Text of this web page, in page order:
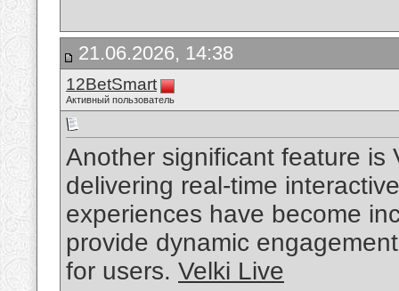
21.06.2026, 14:38
12BetSmart
Активный пользователь
Another significant feature is
delivering real-time
experiences have become
provide dynamic
for users. Velki Live